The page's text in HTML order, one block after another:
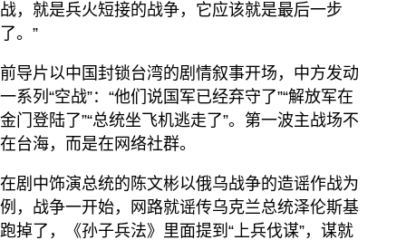
战，就是兵火短接的战争，它应该就是最后一步
了。”
前导片以中国封锁台湾的剧情叙事开场，中方发动
一系列“空战”：“他们说国军已经弃守了”“解放军在
金门登陆了”“总统坐飞机逃走了”。第一波主战场不
在台海，而是在网络社群。
在剧中饰演总统的陈文彬以俄乌战争的造谣作战为
例，战争一开始，网路就谣传乌克兰总统泽伦斯基
跑掉了，《孙子兵法》里面提到“上兵伐谋”，谋就